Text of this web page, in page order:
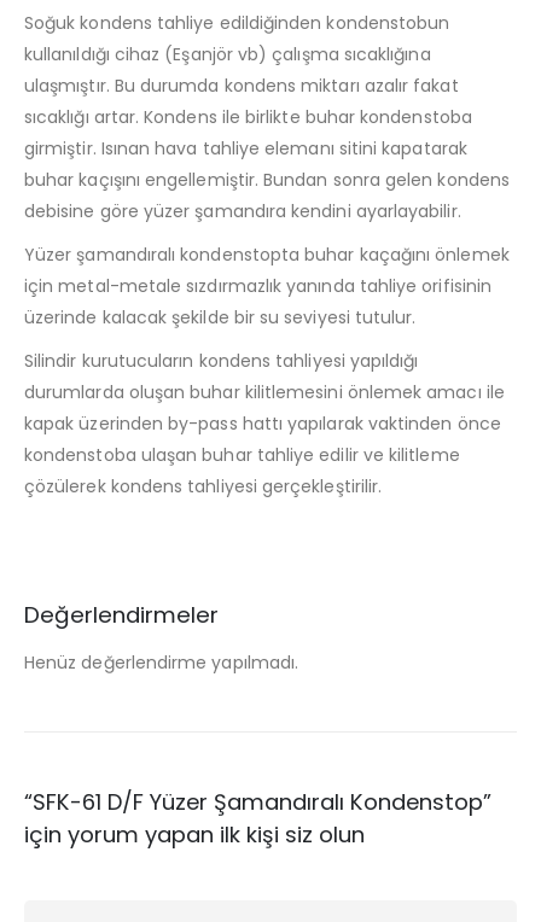
Soğuk kondens tahliye edildiğinden kondenstobun
kullanıldığı cihaz (Eşanjör vb) çalışma sıcaklığına
ulaşmıştır. Bu durumda kondens miktarı azalır fakat
sıcaklığı artar. Kondens ile birlikte buhar kondenstoba
girmiştir. Isınan hava tahliye elemanı sitini kapatarak
buhar kaçışını engellemiştir. Bundan sonra gelen kondens
debisine göre yüzer şamandıra kendini ayarlayabilir.
Yüzer şamandıralı kondenstopta buhar kaçağını önlemek
için metal-metale sızdırmazlık yanında tahliye orifisinin
üzerinde kalacak şekilde bir su seviyesi tutulur.
Silindir kurutucuların kondens tahliyesi yapıldığı
durumlarda oluşan buhar kilitlemesini önlemek amacı ile
kapak üzerinden by-pass hattı yapılarak vaktinden önce
kondenstoba ulaşan buhar tahliye edilir ve kilitleme
çözülerek kondens tahliyesi gerçekleştirilir.
Değerlendirmeler
Henüz değerlendirme yapılmadı.
“SFK-61 D/F Yüzer Şamandıralı Kondenstop”
için yorum yapan ilk kişi siz olun